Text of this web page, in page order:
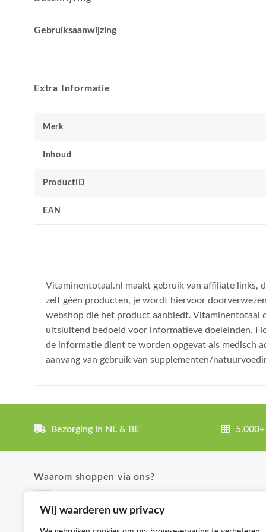
Wij waarderen uw privacy
Gebruiksaanwijzing
Extra Informatie
Merk
Inhoud
ProductID
EAN
Vitaminentotaal.nl maakt gebruik van affiliate links,
zelf géén producten, je wordt hiervoor
webshop die het product aanbiedt. Vitaminentotaal
uitsluitend bedoeld voor informatieve doeleinden.
de informatie dient te worden opgevat als medisch
aanvang van gebruik van supplementen/
Bezorging in NL & BE
Waarom shoppen via ons?
✓ Uitgebreide product omschrijvingen